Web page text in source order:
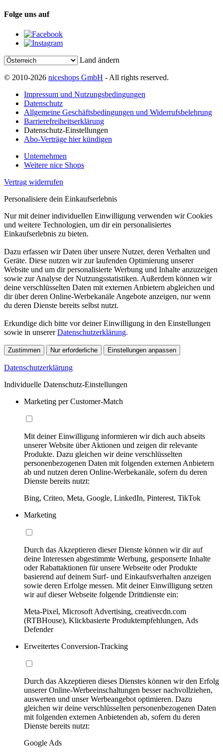
Folge uns auf
Land ändern
© 2010-2026 niceshops GmbH - All rights reserved.
Impressum und Nutzungsbedingungen
Datenschutz
Allgemeine Geschäftsbedingungen und Widerrufsbelehrung
Barrierefreiheitserklärung
Datenschutz-Einstellungen
Abo-Verträge hier kündigen
Unternehmen
Weitere nice Shops
Vertrag widerrufen
Personalisiere dein Einkaufserlebnis
Nur mit deiner individuellen Einwilligung verwenden wir Cookies
und weitere Technologien, um dir ein personalisiertes
Einkaufserlebnis zu bieten.
Dazu erfassen wir Daten über unsere Nutzer, deren Verhalten und
Geräte. Diese nutzen wir zur laufenden Optimierung unserer
Website und um dir personalisierte Werbung und Inhalte anzuzeigen
sowie zur Analyse der Nutzungsstatistiken. Außerdem können wir
deine verschlüsselten Daten mit externen Anbietern abgleichen und
dir über deren Online-Werbekanäle Angebote anzeigen, nur wenn
du deren Dienste bereits selbst nutzt.
Erkundige dich bitte vor deiner Einwilligung in den Einstellungen
sowie in unsererDatenschutzerklärung.
Zustimmen Nur erforderliche Einstellungen anpassen
Datenschutzerklärung
Individuelle Datenschutz-Einstellungen
Marketing per Customer-Match
Mit deiner Einwilligung informieren wir dich auch abseits
unserer Website über Aktionen und zeigen dir relevante
Produkte. Dazu gleichen wir deine verschlüsselten
personenbezogenen Daten mit folgenden externen Anbietern
ab und nutzen deren Online-Werbekanäle, sofern du deren
Dienste bereits nutzt:
Bing, Criteo, Meta, Google, LinkedIn, Pinterest, TikTok
Marketing
Durch das Akzeptieren dieser Dienste können wir dir auf
deine Interessen abgestimmte Werbung, gesponserte Inhalte
oder Rabattaktionen für unsere Webseite oder Produkte
basierend auf deinem Surf- und Einkaufsverhalten anzeigen
sowie deren Erfolge messen. Mit deiner Einwilligung setzen
wir auf dieser Webseite folgende Drittdienste ein:
Meta-Pixel, Microsoft Advertising, creativecdn.com
(RTBHouse), Klickbasierte Produktempfehlungen, Ads
Defender
Erweitertes Conversion-Tracking
Durch das Akzeptieren dieses Dienstes können wir den Erfolg
unserer Online-Werbeeinschaltungen besser nachvollziehen,
auswerten und unser Werbeangebot optimieren. Dazu
gleichen wir deine verschlüsselten personenbezogenen Daten
mit folgenden externen Anbietenden ab, sofern du deren
Dienste bereits nutzt:
Google Ads